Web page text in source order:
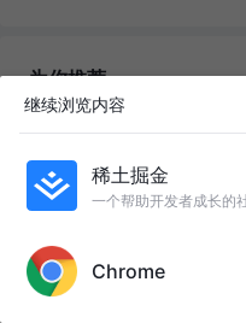
232
为你推荐
iDo 8年前
Android uni-app 封装原生插
东慕雨 5年前
继续浏览内容
稀土掘金
一个帮助开发者成长的
Chrome